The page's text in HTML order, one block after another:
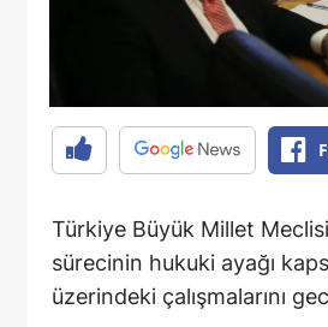
Türkiye Büyük Millet
sürecinin hukuki ayağı
üzerindeki çalışmalarını